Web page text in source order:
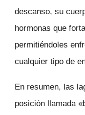
descanso, su
hormonas que
permitiéndoles
cualquier tipo de
En resumen, las
posición llamada